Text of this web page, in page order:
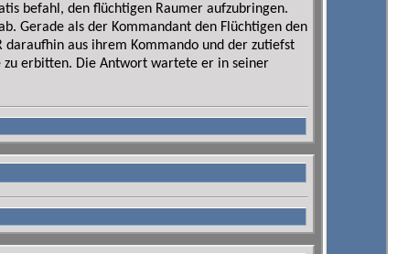
befahl, den flüchtigen Raumer aufzubringen.
Gerade als der Kommandant den Flüchtigen den
daraufhin aus ihrem Kommando und der zutiefst
erbitten. Die Antwort wartete er in seiner